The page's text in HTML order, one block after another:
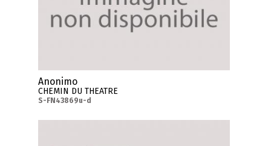
Anonimo
CHEMIN DU THEATRE
S-FN43869u-d